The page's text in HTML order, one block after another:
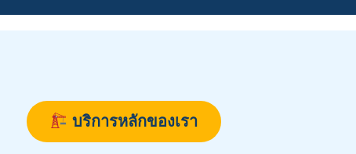
บริการหลักของเรา